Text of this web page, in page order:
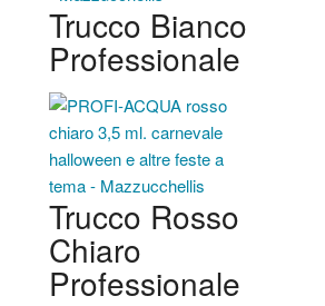
Trucco Bianco
Professionale
Trucco Rosso
Chiaro
Professionale